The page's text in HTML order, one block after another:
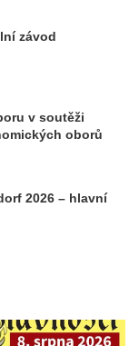
závod
v soutěži
oborů
2026 – hlavní